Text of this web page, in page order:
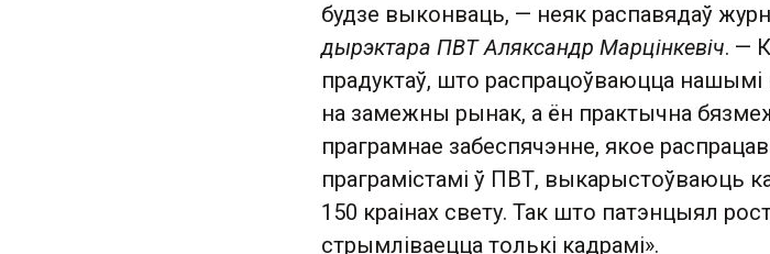
будзе выконваць, — неяк распавядаў
дырэктара ПВТ Аляксандр Марцінкевіч. —
прадуктаў, што распрацоўваюцца нашымі
на замежны рынак, а ён практычна
праграмнае забеспячэнне, якое
праграмістамі ў ПВТ, выкарыстоўваюць
150 краінах свету. Так што патэнцыял
стрымліваецца толькі кадрамі».